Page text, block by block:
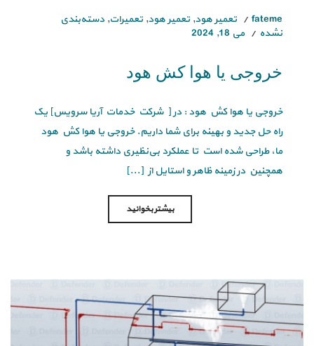
fateme تعمیر هود, تعمیر هود, تعمیرات, دسته‌بندی
نشده
می 18, 2024
خروجی یا هوا کش هود
خروجی یا هوا کش هود : در [ شرکت خدمات آریا سرویس] یک
راه حل جدید و بهینه برای شما داریم. خروجی یا هوا کش هود
ما، طراحی شده است تا عملکرد بی‌نظیری داشته باشد و
همچنین در زمینه ظاهر و استایل از [...]
بیشتر بخوانید